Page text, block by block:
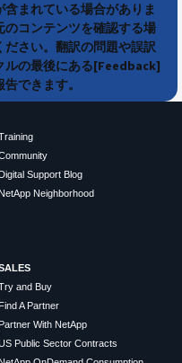
まれている場合がありま
コンテンツを確認する場
さい。翻訳の問題や誤訳
ルの最後にある[Feedback]
できます。
Digital Support Blog
NetApp Neighborhood
and Buy
Find A Partner
Partner With NetApp
Public Sector Contracts